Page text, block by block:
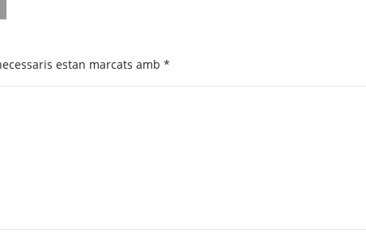
estan marcats amb *